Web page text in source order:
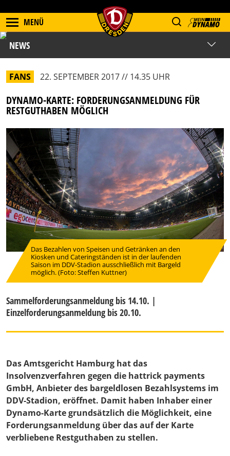
MENÜ
NEWS
FANS 22. SEPTEMBER 2017 // 14.35 UHR
DYNAMO-KARTE: FORDERUNGSANMELDUNG FÜR
RESTGUTHABEN MÖGLICH
Das Bezahlen von Speisen und Getränken an den
Kiosken und Cateringständen ist in der laufenden
Saison im DDV-Stadion ausschließlich mit Bargeld
möglich. (Foto: Steffen Kuttner)
Sammelforderungsanmeldung bis 14.10. |
Einzelforderungsanmeldung bis 20.10.
Das Amtsgericht Hamburg hat das
Insolvenzverfahren gegen die hattrick payments
GmbH, Anbieter des bargeldlosen Bezahlsystems im
DDV-Stadion, eröffnet. Damit haben Inhaber einer
Dynamo-Karte grundsätzlich die Möglichkeit, eine
Forderungsanmeldung über das auf der Karte
verbliebene Restguthaben zu stellen.